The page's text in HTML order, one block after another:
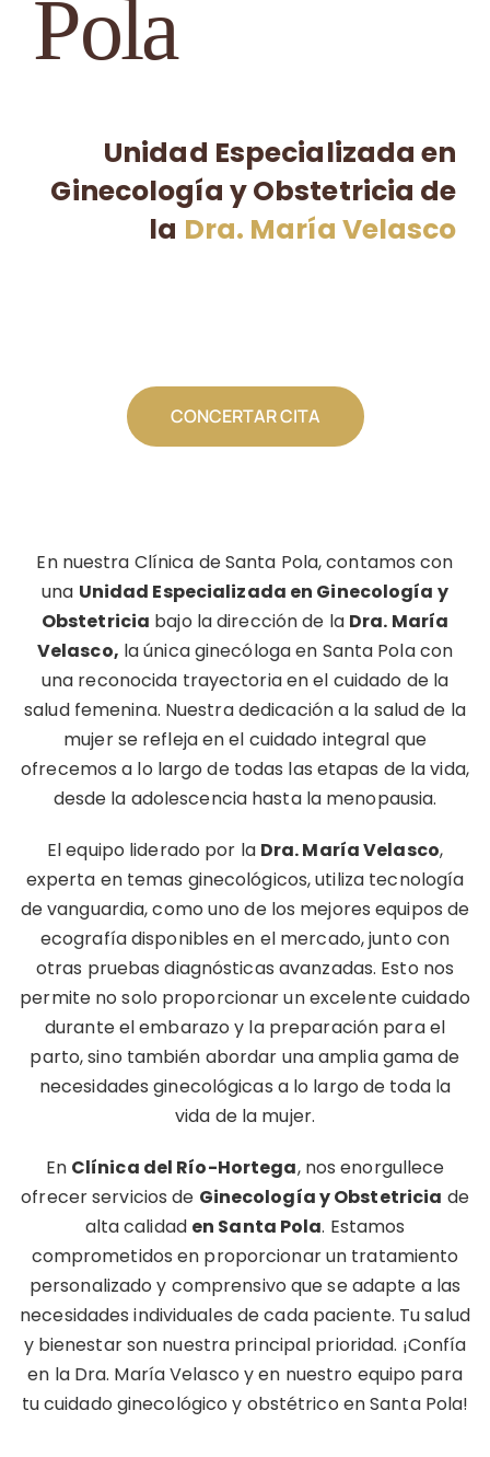
Español
Pola
Unidad Especializada en
Ginecología y Obstetricia de
la Dra. María Velasco
CONCERTAR CITA
En nuestra Clínica de Santa Pola, contamos con
una Unidad Especializada en Ginecología y
Obstetricia bajo la dirección de la Dra. María
Velasco, la única ginecóloga en Santa Pola con
una reconocida trayectoria en el cuidado de la
salud femenina. Nuestra dedicación a la salud de la
mujer se refleja en el cuidado integral que
ofrecemos a lo largo de todas las etapas de la vida,
desde la adolescencia hasta la menopausia.
El equipo liderado por la Dra. María Velasco,
experta en temas ginecológicos, utiliza tecnología
de vanguardia, como uno de los mejores equipos de
ecografía disponibles en el mercado, junto con
otras pruebas diagnósticas avanzadas. Esto nos
permite no solo proporcionar un excelente cuidado
durante el embarazo y la preparación para el
parto, sino también abordar una amplia gama de
necesidades ginecológicas a lo largo de toda la
vida de la mujer.
En Clínica del Río-Hortega, nos enorgullece
ofrecer servicios de Ginecología y Obstetricia de
alta calidad en Santa Pola. Estamos
comprometidos en proporcionar un tratamiento
personalizado y comprensivo que se adapte a las
necesidades individuales de cada paciente. Tu salud
y bienestar son nuestra principal prioridad. ¡Confía
en la Dra. María Velasco y en nuestro equipo para
tu cuidado ginecológico y obstétrico en Santa Pola!